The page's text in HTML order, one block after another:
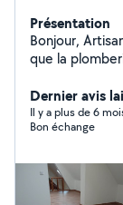
Présentation
Bonjour, Artisan qualifié dans plusieurs domaines tels
que la
Dernier avis
Il y a plus de 6
Bon échange